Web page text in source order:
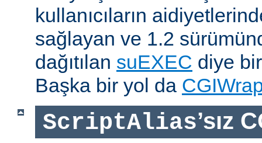
kullanıcıların
sağlayan ve 1.2
dağıtılan suEXEC diye
Başka bir yol da
ScriptAlias’sız